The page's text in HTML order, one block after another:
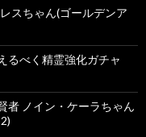
スちゃん(ゴールデンア
るべく精霊強化ガチャ
者 ノイン・ケーラちゃん